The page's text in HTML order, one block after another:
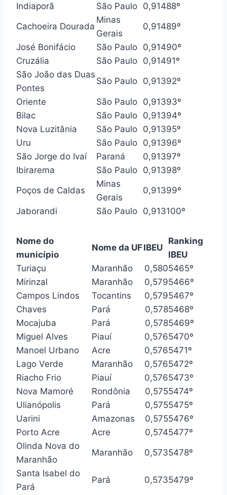
Indiaporã
São Paulo 0,91488º
Cachoeira Dourada
Minas
Gerais
0,91489º
José Bonifácio São Paulo 0,91490º
Cruzália
São Paulo 0,91491º
São João das Duas
Pontes
São Paulo 0,91392º
Oriente São Paulo 0,91393º
Bilac
São Paulo 0,91394º
Nova Luzitânia
São Paulo 0,91395º
Uru
São Paulo 0,91396º
São Jorge do Ivaí
Paraná 0,91397º
Ibirarema
São Paulo 0,91398º
Poços de Caldas
Minas
Gerais
0,91399º
Jaborandi São Paulo 0,913100º
Nome do
município
Nome da UFIBEU
Ranking
IBEU
Turiaçu
Maranhão 0,5805465º
Mirinzal
Maranhão 0,5795466º
Campos Lindos
Tocantins 0,5795467º
Chaves
Pará 0,5785468º
Mocajuba
Pará 0,5785469º
Miguel Alves
Piauí 0,5765470º
Manoel Urbano
Acre 0,5765471º
Lago Verde
Maranhão 0,5765472º
Riacho Frio
Piauí 0,5765473º
Nova Mamoré
Rondônia 0,5755474º
Ulianópolis
Pará 0,5755475º
Uarini
Amazonas 0,5755476º
Porto Acre
Acre 0,5745477º
Olinda Nova do
Maranhão
Maranhão 0,5735478º
Santa Isabel do
Pará
Pará 0,5735479º